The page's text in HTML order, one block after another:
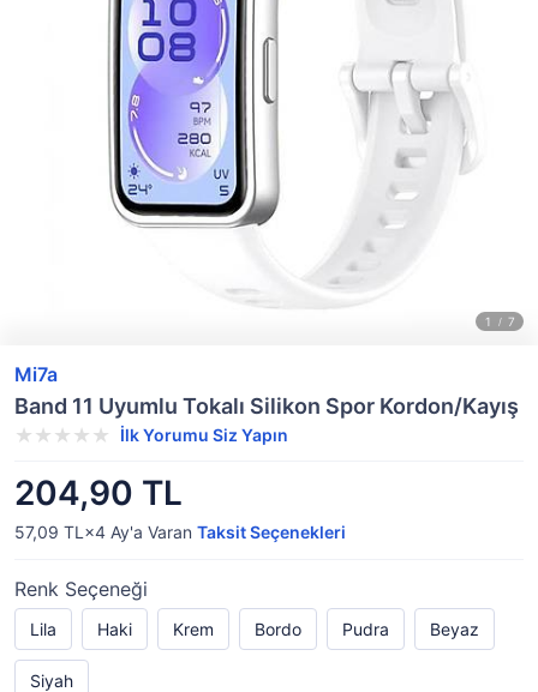
Mi7a
Band 11 Uyumlu Tokalı Silikon Spor Kordon/Kayış
İlk Yorumu Siz Yapın
204,90 TL
57,09 TL×4 Ay'a Varan Taksit Seçenekleri
Renk Seçeneği
Lila Haki Krem Bordo Pudra Beyaz
Siyah